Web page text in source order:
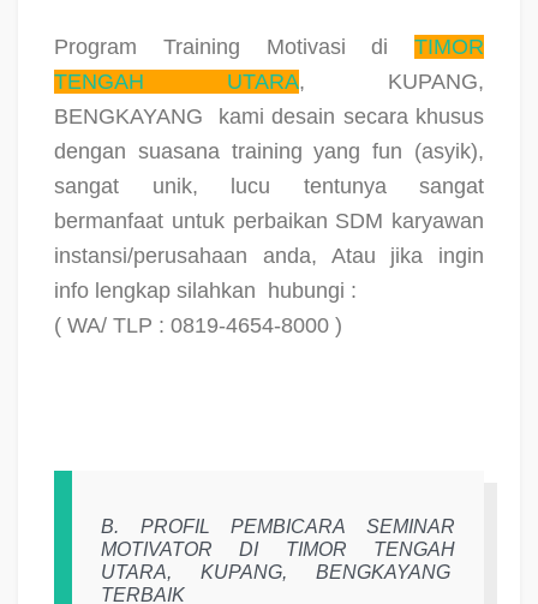
Program Training Motivasi di TIMOR
TENGAH UTARA, KUPANG,
BENGKAYANG
kami desain secara khusus
dengan suasana training yang fun (asyik),
sangat unik, lucu tentunya sangat
bermanfaat untuk perbaikan SDM karyawan
instansi/perusahaan anda, Atau jika ingin
info lengkap silahkan
hubungi :
( WA/ TLP : 0819-4654-8000 )
B. PROFIL PEMBICARA SEMINAR
MOTIVATOR DI TIMOR TENGAH
UTARA, KUPANG, BENGKAYANG
TERBAIK